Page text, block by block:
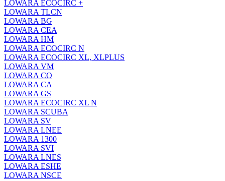
LOWARA ECOCIRC +
LOWARA TLCN
LOWARA BG
LOWARA CEA
LOWARA HM
LOWARA ECOCIRC N
LOWARA ECOCIRC XL, XLPLUS
LOWARA VM
LOWARA CO
LOWARA CA
LOWARA GS
LOWARA ECOCIRC XL N
LOWARA SCUBA
LOWARA SV
LOWARA LNEE
LOWARA 1300
LOWARA SVI
LOWARA LNES
LOWARA ESHE
LOWARA NSCE